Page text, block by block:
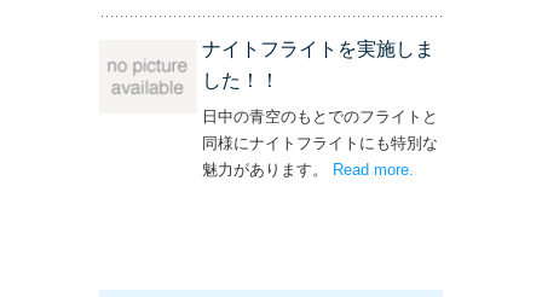
ナイトフライトを実施しま
した！！
日中の青空のもとでのフライトと
同様にナイトフライトにも特別な
魅力があります。
Read more